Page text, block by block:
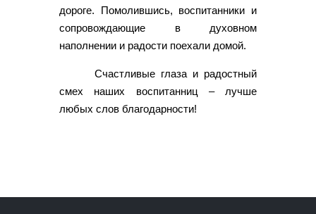
дороге. Помолившись, воспитанники и
сопровождающие в духовном
наполнении и радости поехали домой.
Счастливые глаза и радостный
смех наших воспитанниц – лучше
любых слов благодарности!